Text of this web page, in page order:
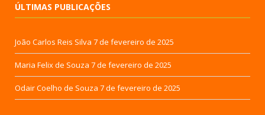
ÚLTIMAS PUBLICAÇÕES
João Carlos Reis Silva 7 de fevereiro de 2025
Maria Felix de Souza 7 de fevereiro de 2025
Odair Coelho de Souza 7 de fevereiro de 2025